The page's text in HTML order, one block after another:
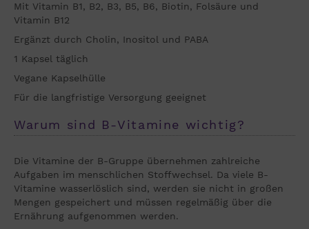
Mit Vitamin B1, B2, B3, B5, B6, Biotin, Folsäure und
Vitamin B12
Ergänzt durch Cholin, Inositol und PABA
1 Kapsel täglich
Vegane Kapselhülle
Für die langfristige Versorgung geeignet
Warum sind B-Vitamine wichtig?
Die Vitamine der B-Gruppe übernehmen zahlreiche
Aufgaben im menschlichen Stoffwechsel. Da viele B-
Vitamine wasserlöslich sind, werden sie nicht in großen
Mengen gespeichert und müssen regelmäßig über die
Ernährung aufgenommen werden.